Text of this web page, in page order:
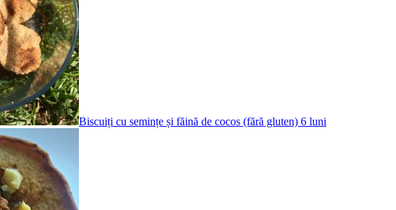
Biscuiți cu semințe și făină de cocos (fără gluten) 6 luni